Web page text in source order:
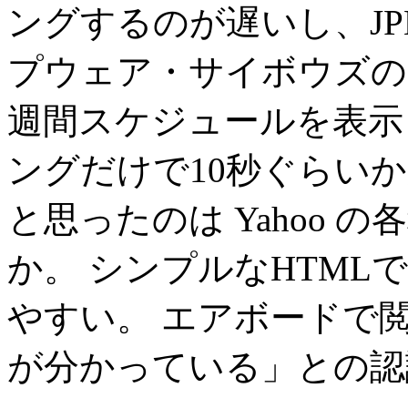
ングするのが遅いし、
プウェア・サイボウズ
週間スケジュールを表
ングだけで10秒ぐらい
と思ったのは Yahoo の
か。 シンプルなHTML
やすい。 エアボードで
が分かっている」との